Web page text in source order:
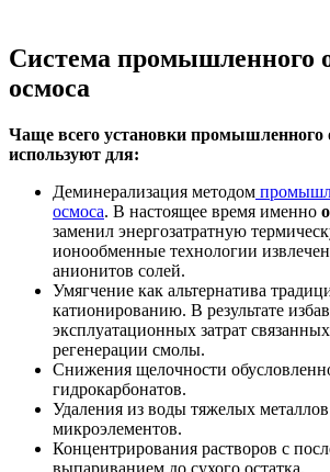
Система промышленного
осмоса
Чаще всего установки промышленного
используют для:
Деминерализация методом
осмоса. В настоящее время именно
заменил энергозатратную
ионообменные технологии
анионитов солей.
Умягчение как альтернатива
катионированию. В результате
эксплуатационных затрат
регенерации смолы.
Снижения щелочности
гидрокарбонатов.
Удаления из воды тяжелых
микроэлементов.
Концентрирования растворов с
выпариванием до сухого остатка.